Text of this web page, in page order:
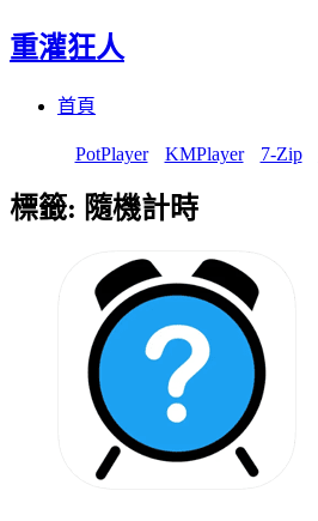
重灌狂人
首頁
PotPlayer KMPlayer 7-Zip
標籤: 隨機計時